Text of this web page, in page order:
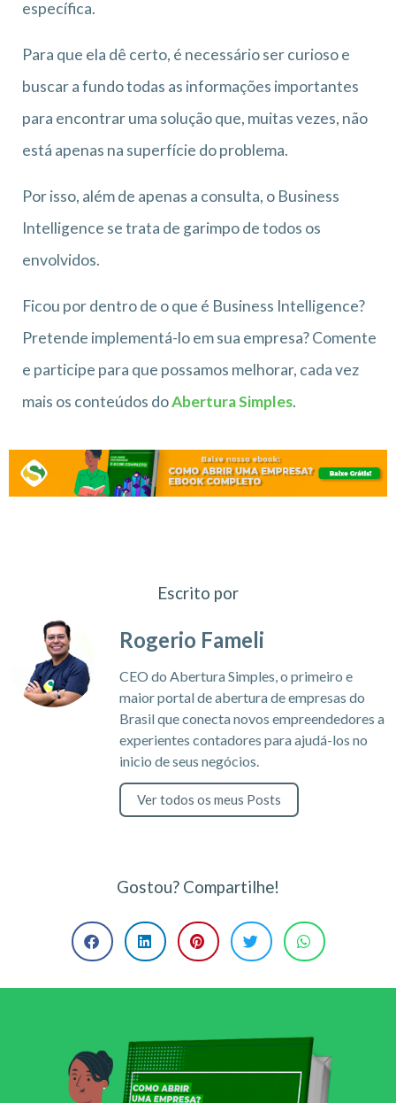
específica.
Para que ela dê certo, é necessário ser curioso e
buscar a fundo todas as informações importantes
para encontrar uma solução que, muitas vezes, não
está apenas na superfície do problema.
Por isso, além de apenas a consulta, o Business
Intelligence se trata de garimpo de todos os
envolvidos.
Ficou por dentro de o que é Business Intelligence?
Pretende implementá-lo em sua empresa? Comente
e participe para que possamos melhorar, cada vez
mais os conteúdos doAbertura Simples.
Escrito por
Rogerio Fameli
CEO do Abertura Simples, o primeiro e
maior portal de abertura de empresas do
Brasil que conecta novos empreendedores a
experientes contadores para ajudá-los no
inicio de seus negócios.
Ver todos os meus Posts
Gostou? Compartilhe!